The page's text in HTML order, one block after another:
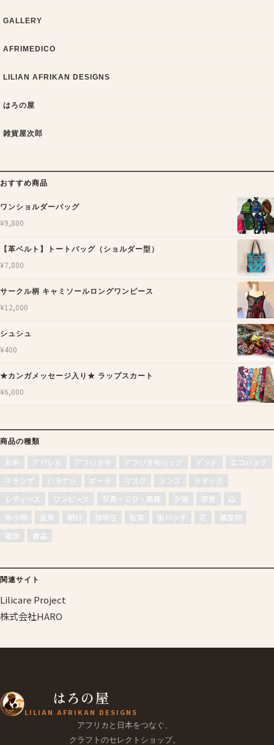
GALLERY
AFRIMEDICO
LILIAN AFRIKAN DESIGNS
はろの屋
雑貨屋次郎
おすすめ商品
ワンショルダーバッグ
¥9,800
【革ベルト】トートバッグ（ショルダー型）
¥7,800
サークル柄 キャミソールロングワンピース
¥12,000
シュシュ
¥400
★カンガメッセージ入り★ ラップスカート
¥6,000
商品の種類
お米 アパレル アフリカ布 アフリカ布バッグ インド
エコバッグ
キテンゲ
バラナシ ポーチ マスク メンズ
ラダック
レディース
ワンピース 写真・ＣＤ・書籍 夕陽 夜景
山
布小物
星景 朝日 珈琲豆 紅葉 缶バッチ 花
農産物
雑貨
食品
関連サイト
Lilicare Project
株式会社HARO
はろの屋
LILIAN AFRIKAN DESIGNS
アフリカと日本をつなぐ、
クラフトのセレクトショップ。